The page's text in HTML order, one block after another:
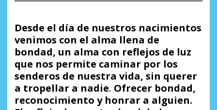
Desde el día de nuestros nacimientos
venimos con el alma llena de
bondad, un alma con reflejos de luz
que nos permite caminar por los
senderos de nuestra vida, sin querer
a tropellar a nadie. Ofrecer bondad,
reconocimiento y honrar a alguien.